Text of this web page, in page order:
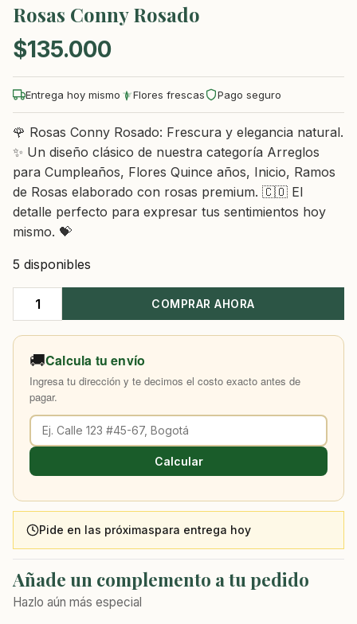
Rosas Conny Rosado
$135.000
Entrega hoy mismo Flores frescas Pago seguro
🌹 Rosas Conny Rosado: Frescura y elegancia natural.
✨ Un diseño clásico de nuestra categoría Arreglos
para Cumpleaños, Flores Quince años, Inicio, Ramos
de Rosas elaborado con rosas premium. 🇨🇴 El
detalle perfecto para expresar tus sentimientos hoy
mismo. 💝
5 disponibles
Rosas
Conny
Rosado
COMPRAR AHORA
🚚Calcula tu envío
Ingresa tu dirección y te decimos el costo exacto antes de
pagar.
Calcular
Pide en las próximaspara entrega hoy
Añade un complemento a tu pedido
Hazlo aún más especial